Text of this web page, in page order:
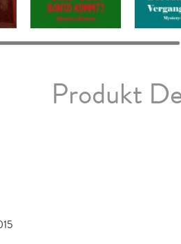
Produkt